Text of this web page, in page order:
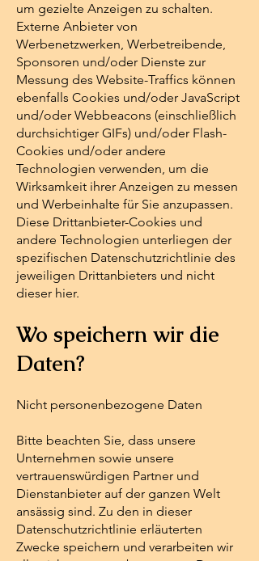
um gezielte Anzeigen zu schalten.
Externe Anbieter von
Werbenetzwerken, Werbetreibende,
Sponsoren und/oder Dienste zur
Messung des Website-Traffics können
ebenfalls Cookies und/oder JavaScript
und/oder Webbeacons (einschließlich
durchsichtiger GIFs) und/oder Flash-
Cookies und/oder andere
Technologien verwenden, um die
Wirksamkeit ihrer Anzeigen zu messen
und Werbeinhalte für Sie anzupassen.
Diese Drittanbieter-Cookies und
andere Technologien unterliegen der
spezifischen Datenschutzrichtlinie des
jeweiligen Drittanbieters und nicht
dieser hier.
Wo speichern wir die
Daten?
Nicht personenbezogene Daten
Bitte beachten Sie, dass unsere
Unternehmen sowie unsere
vertrauenswürdigen Partner und
Dienstanbieter auf der ganzen Welt
ansässig sind. Zu den in dieser
Datenschutzrichtlinie erläuterten
Zwecke speichern und verarbeiten wir